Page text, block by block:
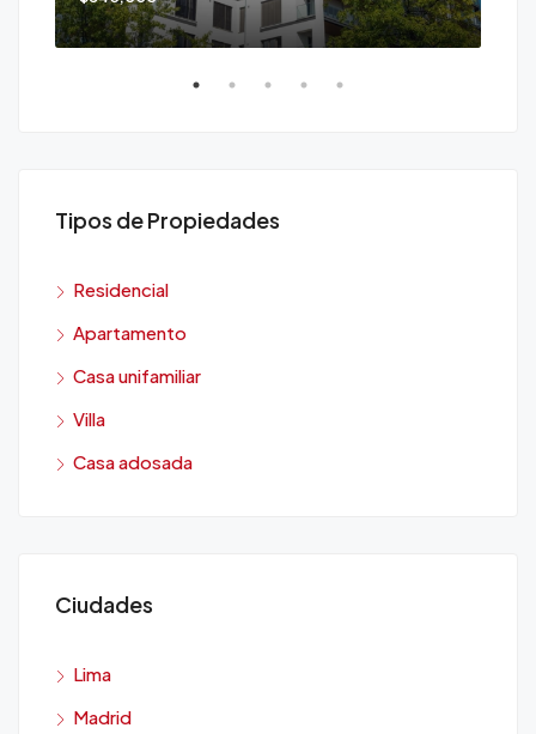
Tipos de Propiedades
Residencial
Apartamento
Casa unifamiliar
Villa
Casa adosada
Ciudades
Lima
Madrid